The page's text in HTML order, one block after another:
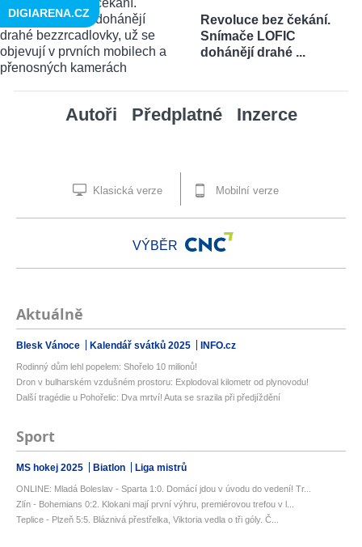
Revoluce bez čekání.
Snímače LOFIC
dohánějí drahé ...
DIGIARENA.CZ
Autoři Předplatné Inzerce
Klasická verze Mobilní verze
VÝBĚR
Aktuálně
Blesk Vánoce Kalendář svátků 2025 INFO.cz
Rodinný dům lehl popelem: Shořelo 10 milionů!
Dron v bulharském vzdušném prostoru: Explodoval kilometr od plynovodu!
Další tragédie u Pohořelic: Dva mrtví! Auta se srazila při předjíždění
Sport
MS hokej 2025 Biatlon Liga mistrů
ONLINE: Mladá Boleslav - Sparta 1:0. Domácí jdou v úvodu do vedení! Tr...
Zlín - Bohemians 0:2. Klokani mají první výhru, premiérovou trefou v l...
Teplice - Plzeň 5:5. Bláznivá přestřelka, Viktoria vedla o tři góly. Č...